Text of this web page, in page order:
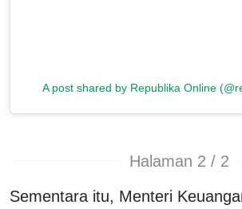
A post shared by Republika Online
Halaman 2 / 2
Sementara itu, Menteri